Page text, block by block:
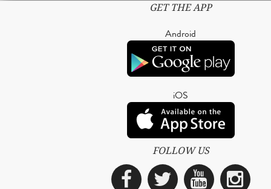
GET THE APP
Android
iOS
FOLLOW US
Facebook
Twitter